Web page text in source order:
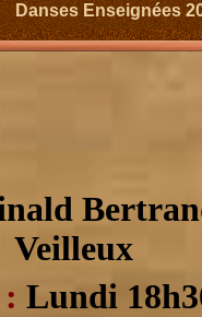
Danses Enseignées
Veilleux
Lundi